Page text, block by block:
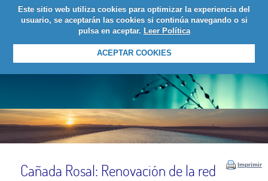
Este sitio web utiliza cookies para optimizar la experiencia del
usuario, se aceptarán las cookies si continúa navegando o si
pulsa en aceptar. Leer Política
ACEPTAR COOKIES
LOGIN
Imprimir
Cañada Rosal: Renovación de la red